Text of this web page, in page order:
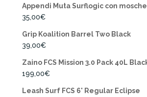
Appendi Muta Surflogic con
35,00€
Grip Koalition Barrel Two Black
39,00€
Zaino FCS Mission 3.0 Pack 40L
199,00€
Leash Surf FCS 6' Regular Eclipse